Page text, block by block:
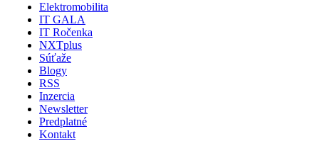
Elektromobilita
IT GALA
IT Ročenka
NXTplus
Súťaže
Blogy
RSS
Inzercia
Newsletter
Predplatné
Kontakt